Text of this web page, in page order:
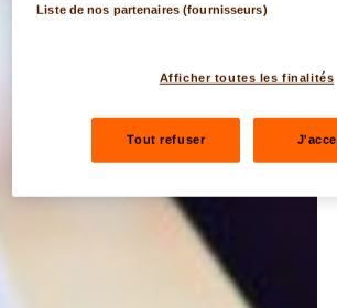
Liste de nos partenaires (fournisseurs)
Afficher toutes les finalités
Tout refuser